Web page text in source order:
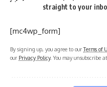
straight to your
[mc4wp_form]
By signing up, you agree to ourTerms of
our Privacy Policy. You may unsubscribe